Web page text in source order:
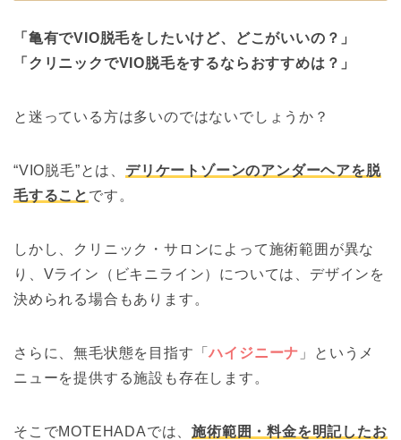
「亀有でVIO脱毛をしたいけど、どこがいいの？」
「クリニックでVIO脱毛をするならおすすめは？」
と迷っている方は多いのではないでしょうか？
“VIO脱毛”とは、 デリケートゾーンのアンダーヘアを脱
毛すること です。
しかし、クリニック・サロンによって施術範囲が異な
り、Vライン（ビキニライン）については、デザインを
決められる場合もあります。
さらに、無毛状態を目指す「ハイジニーナ 」というメ
ニューを提供する施設も存在します。
そこでMOTEHADAでは、施術範囲・料金を明記したお